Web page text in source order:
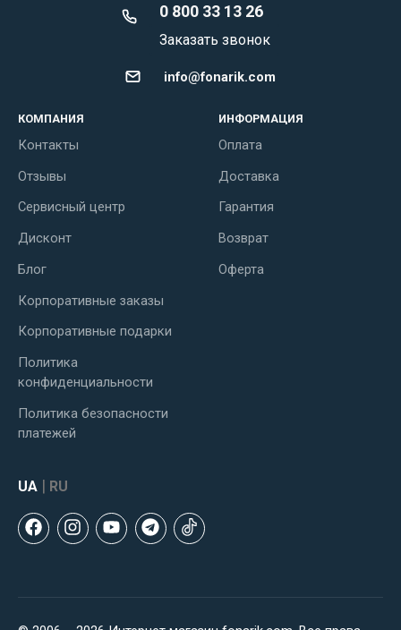
0 800 33 13 26
Заказать звонок
info@fonarik.com
КОМПАНИЯ
Контакты
Отзывы
Сервисный центр
Дисконт
Блог
Корпоративные заказы
Корпоративные подарки
Политика
конфиденциальности
Политика безопасности
платежей
ИНФОРМАЦИЯ
Оплата
Доставка
Гарантия
Возврат
Оферта
UA | RU